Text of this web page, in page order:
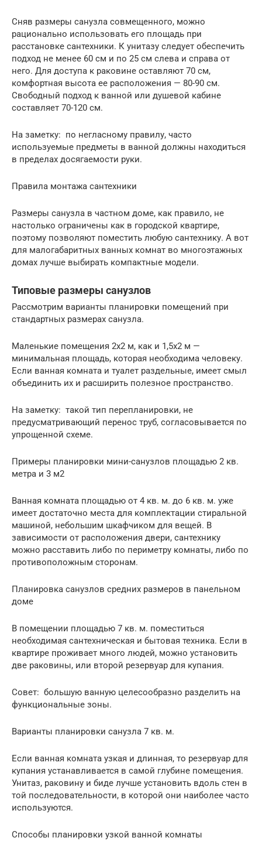
Сняв размеры санузла совмещенного, можно
рационально использовать его площадь при
расстановке сантехники. К унитазу следует обеспечить
подход не менее 60 см и по 25 см слева и справа от
него. Для доступа к раковине оставляют 70 см,
комфортная высота ее расположения — 80-90 см.
Свободный подход к ванной или душевой кабине
составляет 70-120 см.
На заметку: по негласному правилу, часто
используемые предметы в ванной должны находиться
в пределах досягаемости руки.
Правила монтажа сантехники
Размеры санузла в частном доме, как правило, не
настолько ограничены как в городской квартире,
поэтому позволяют поместить любую сантехнику. А вот
для малогабаритных ванных комнат во многоэтажных
домах лучше выбирать компактные модели.
Типовые размеры санузлов
Рассмотрим варианты планировки помещений при
стандартных размерах санузла.
Маленькие помещения 2х2 м, как и 1,5х2 м —
минимальная площадь, которая необходима человеку.
Если ванная комната и туалет раздельные, имеет смыл
объединить их и расширить полезное пространство.
На заметку: такой тип перепланировки, не
предусматривающий перенос труб, согласовывается по
упрощенной схеме.
Примеры планировки мини-санузлов площадью 2 кв.
метра и 3 м2
Ванная комната площадью от 4 кв. м. до 6 кв. м. уже
имеет достаточно места для комплектации стиральной
машиной, небольшим шкафчиком для вещей. В
зависимости от расположения двери, сантехнику
можно расставить либо по периметру комнаты, либо по
противоположным сторонам.
Планировка санузлов средних размеров в панельном
доме
В помещении площадью 7 кв. м. поместиться
необходимая сантехническая и бытовая техника. Если в
квартире проживает много людей, можно установить
две раковины, или второй резервуар для купания.
Совет: большую ванную целесообразно разделить на
функциональные зоны.
Варианты планировки санузла 7 кв. м.
Если ванная комната узкая и длинная, то резервуар для
купания устанавливается в самой глубине помещения.
Унитаз, раковину и биде лучше установить вдоль стен в
той последовательности, в которой они наиболее часто
используются.
Способы планировки узкой ванной комнаты